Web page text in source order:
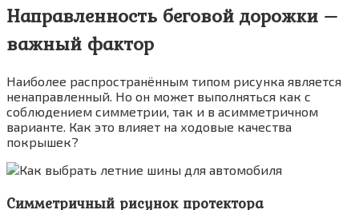
Направленность беговой дорожки –
важный фактор
Наиболее распространённым типом рисунка является
ненаправленный. Но он может выполняться как с
соблюдением симметрии, так и в асимметричном
варианте. Как это влияет на ходовые качества
покрышек?
Симметричный рисунок протектора